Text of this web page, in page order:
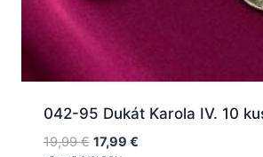
042-95 Dukát Karola IV. 10
19,99€ Pôvodná
17,99 €Aktuálna